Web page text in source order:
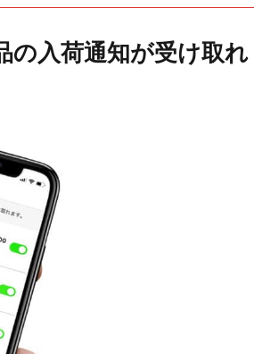
の入荷通知が受け取れ